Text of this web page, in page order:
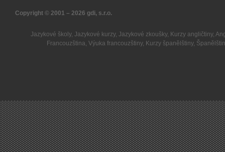
Copyright © 2001 – 2026 gdi, s.r.o.
Jazykové školy, Jazykové kurzy, Jazykové zkoušky, Kurzy angličtiny,
Francouzština,Výuka francouzštiny, Kurzy španělštiny,